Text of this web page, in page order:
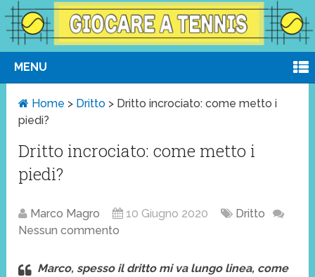
MENU
Home > Dritto > Dritto incrociato: come metto i
piedi?
Dritto incrociato: come metto i
piedi?
Marco Magro 10 Giugno 2020
Dritto
Nessun commento
Marco, spesso il dritto mi va lungo linea, come